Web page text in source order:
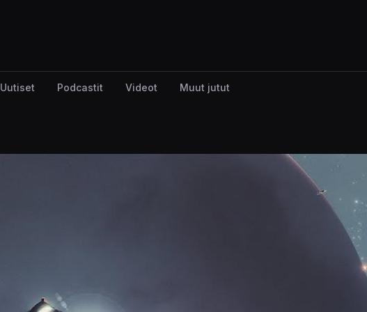
Uutiset Podcastit Videot Muut jutut